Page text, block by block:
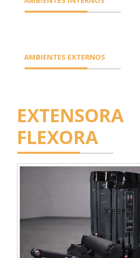
AMBIENTES EXTERNOS
EXTENSORA
FLEXORA